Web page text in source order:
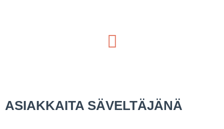
ASIAKKAITA SÄVELTÄJÄNÄ